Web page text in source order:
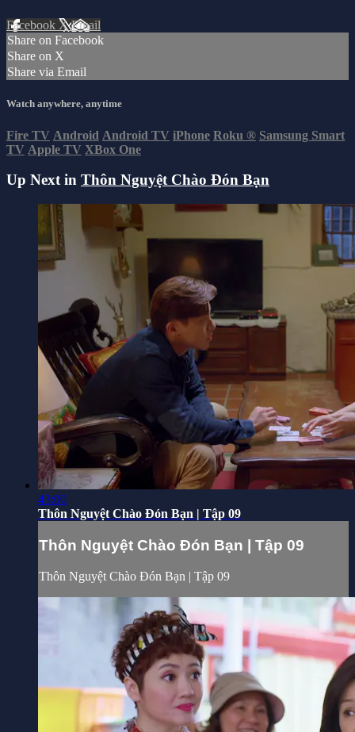
Facebook XEmail
Share on Facebook
Share on X
Share via Email
Watch anywhere, anytime
Fire TV Android Android TV iPhone Roku ® Samsung Smart
TV Apple TV XBox One
Up Next in Thôn Nguyệt Chào Đón Bạn
43:00
Thôn Nguyệt Chào Đón Bạn | Tập 09
Thôn Nguyệt Chào Đón Bạn | Tập 09
Thôn Nguyệt Chào Đón Bạn | Tập 09